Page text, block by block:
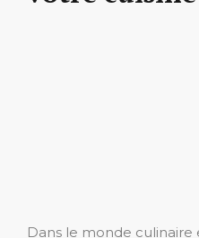
Dans le monde